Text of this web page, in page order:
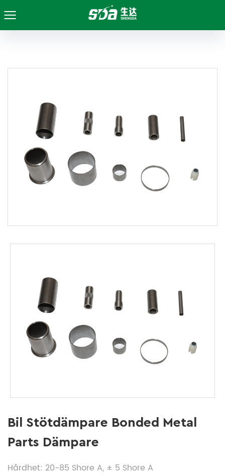
Bil Stötdämpare Bonded Metal
Parts Dämpare
Hårdhet: 20-85 Shore A, ± 5 Shore A